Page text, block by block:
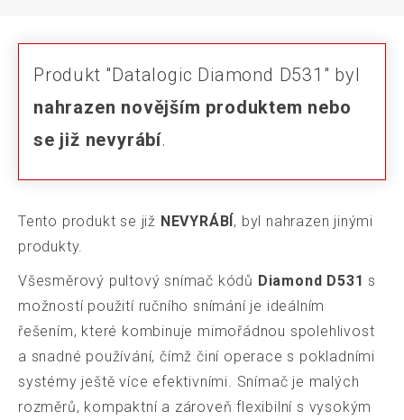
Produkt "Datalogic Diamond D531" byl
nahrazen novějším produktem nebo
se již nevyrábí.
Tento produkt se již NEVYRÁBÍ, byl nahrazen jinými
produkty.
Všesměrový pultový snímač kódů Diamond D531 s
možností použití ručního snímání je ideálním
řešením, které kombinuje mimořádnou spolehlivost
a snadné používání, čímž činí operace s pokladními
systémy ještě více efektivními. Snímač je malých
rozměrů, kompaktní a zároveň flexibilní s vysokým